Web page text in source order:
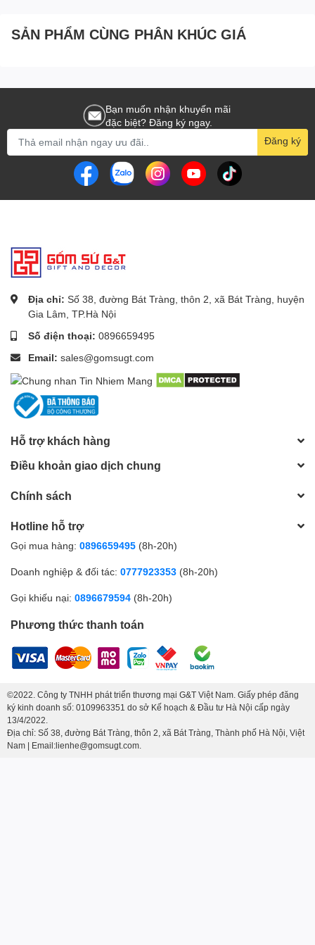
SẢN PHẨM CÙNG PHÂN KHÚC GIÁ
Bạn muốn nhận khuyến mãi
đặc biệt? Đăng ký ngay.
Đăng ký
Địa chỉ: Số 38, đường Bát Tràng, thôn 2, xã Bát Tràng, huyện
Gia Lâm, TP.Hà Nội
Số điện thoại: 0896659495
Email: sales@gomsugt.com
Hỗ trợ khách hàng
Điều khoản giao dịch chung
Chính sách
Hotline hỗ trợ
Gọi mua hàng: 0896659495 (8h-20h)
Doanh nghiệp & đối tác: 0777923353 (8h-20h)
Gọi khiếu nại: 0896679594 (8h-20h)
Phương thức thanh toán
©2022. Công ty TNHH phát triển thương mại G&T Việt Nam. Giấy phép đăng
ký kinh doanh số: 0109963351 do sở Kế hoạch & Đầu tư Hà Nội cấp ngày
13/4/2022.
Địa chỉ: Số 38, đường Bát Tràng, thôn 2, xã Bát Tràng, Thành phố Hà Nội, Việt
Nam | Email:lienhe@gomsugt.com.